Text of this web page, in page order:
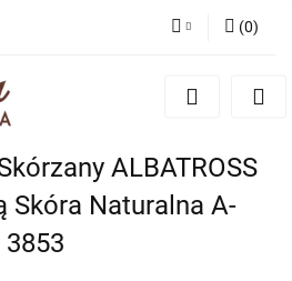
Zaloguj się
Zgody cookies
(0)
ALBATROSS
Skóra Naturalna A-
3853